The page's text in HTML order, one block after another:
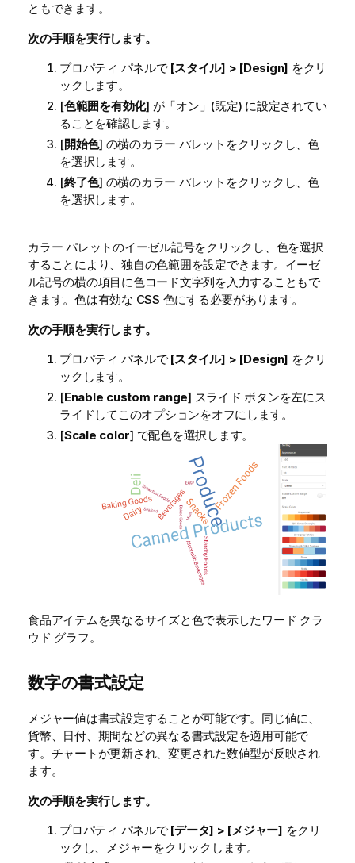
ともできます。
次の手順を実行します。
プロパティ パネルで [スタイル] > [Design] をクリ
ックします。
[色範囲を有効化] が「オン」(既定) に設定されてい
ることを確認します。
[開始色] の横のカラー パレットをクリックし、色
を選択します。
[終了色] の横のカラー パレットをクリックし、色
を選択します。
カラー パレットのイーゼル記号をクリックし、色を選択
することにより、独自の色範囲を設定できます。イーゼ
ル記号の横の項目に色コード文字列を入力することもで
きます。色は有効な CSS 色にする必要があります。
次の手順を実行します。
プロパティ パネルで [スタイル] > [Design] をクリ
ックします。
[Enable custom range] スライド ボタンを左にス
ライドしてこのオプションをオフにします。
[Scale color] で配色を選択します。
食品アイテムを異なるサイズと色で表示したワード クラ
ウド グラフ。
数字の書式設定
メジャー値は書式設定することが可能です。同じ値に、
貨幣、日付、期間などの異なる書式設定を適用可能で
す。チャートが更新され、変更された数値型が反映され
ます。
次の手順を実行します。
プロパティ パネルで [データ] > [メジャー] をクリ
ックし、メジャーをクリックします。